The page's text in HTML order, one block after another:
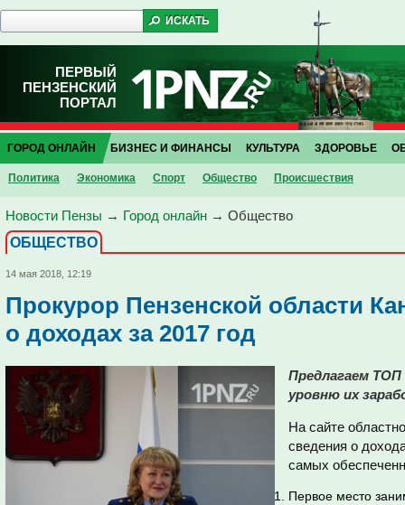
ПЕРВЫЙ
ПЕНЗЕНСКИЙ
ПОРТАЛ
ГОРОД ОНЛАЙН
Политика Экономика Спорт Общество Проиcшествия
БИЗНЕС И ФИНАНСЫ КУЛЬТУРА ЗДОРОВЬЕ
Новости Пензы → Город онлайн → Общество
ОБЩЕСТВО
14 мая 2018, 12:19
Прокурор Пензенской области
о доходах за 2017 год
Предлагаем ТОП
уровню их
На сайте
сведения о
самых
Первое место